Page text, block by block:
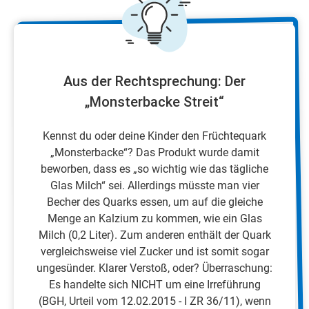
Aus der Rechtsprechung: Der
„Monsterbacke Streit“
Kennst du oder deine Kinder den Früchtequark
„Monsterbacke“? Das Produkt wurde damit
beworben, dass es „so wichtig wie das tägliche
Glas Milch“ sei. Allerdings müsste man vier
Becher des Quarks essen, um auf die gleiche
Menge an Kalzium zu kommen, wie ein Glas
Milch (0,2 Liter). Zum anderen enthält der Quark
vergleichsweise viel Zucker und ist somit sogar
ungesünder. Klarer Verstoß, oder? Überraschung:
Es handelte sich NICHT um eine Irreführung
(BGH, Urteil vom 12.02.2015 - I ZR 36/11), wenn